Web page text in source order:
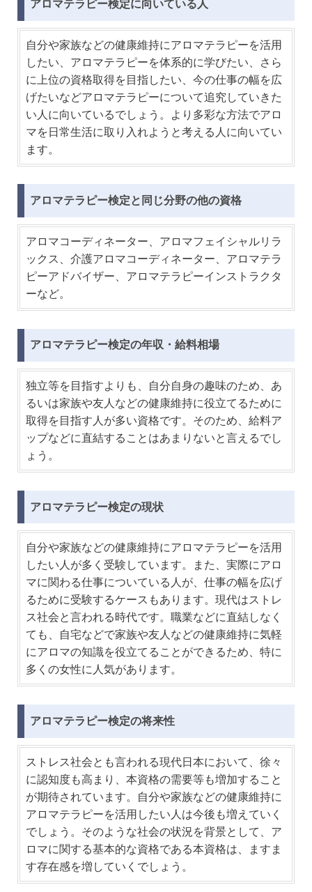
アロマテラピー検定に向いている人
自分や家族などの健康維持にアロマテラピーを活用
したい、アロマテラピーを体系的に学びたい、さら
に上位の資格取得を目指したい、今の仕事の幅を広
げたいなどアロマテラピーについて追究していきた
い人に向いているでしょう。より多彩な方法でアロ
マを日常生活に取り入れようと考える人に向いてい
ます。
アロマテラピー検定と同じ分野の他の資格
アロマコーディネーター、アロマフェイシャルリラ
ックス、介護アロマコーディネーター、アロマテラ
ピーアドバイザー、アロマテラピーインストラクタ
ーなど。
アロマテラピー検定の年収・給料相場
独立等を目指すよりも、自分自身の趣味のため、あ
るいは家族や友人などの健康維持に役立てるために
取得を目指す人が多い資格です。そのため、給料ア
ップなどに直結することはあまりないと言えるでし
ょう。
アロマテラピー検定の現状
自分や家族などの健康維持にアロマテラピーを活用
したい人が多く受験しています。また、実際にアロ
マに関わる仕事についている人が、仕事の幅を広げ
るために受験するケースもあります。現代はストレ
ス社会と言われる時代です。職業などに直結しなく
ても、自宅などで家族や友人などの健康維持に気軽
にアロマの知識を役立てることができるため、特に
多くの女性に人気があります。
アロマテラピー検定の将来性
ストレス社会とも言われる現代日本において、徐々
に認知度も高まり、本資格の需要等も増加すること
が期待されています。自分や家族などの健康維持に
アロマテラピーを活用したい人は今後も増えていく
でしょう。そのような社会の状況を背景として、ア
ロマに関する基本的な資格である本資格は、ますま
す存在感を増していくでしょう。